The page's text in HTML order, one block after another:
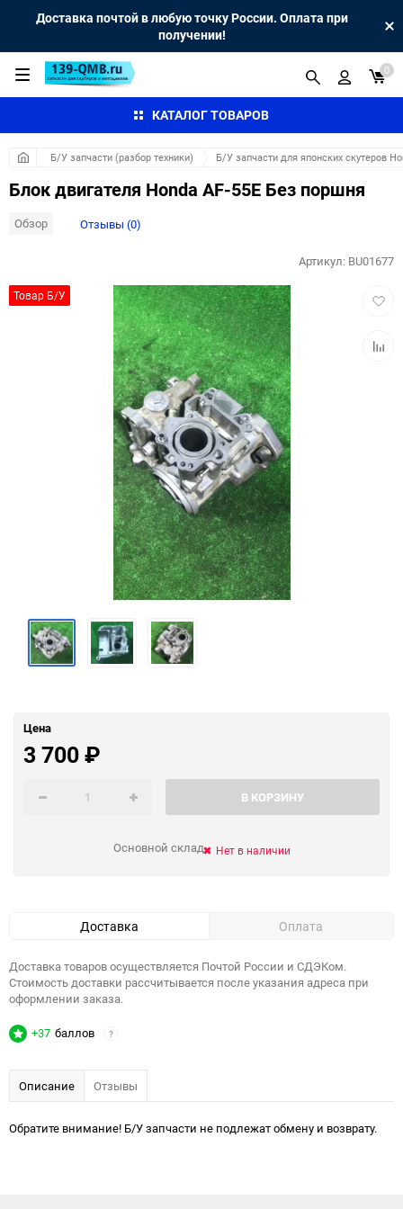
Доставка почтой в любую точку России. Оплата при
получении!
КАТАЛОГ ТОВАРОВ
0
Б/У запчасти (разбор техники) Б/У запчасти для японских скутеров
Блок двигателя Honda AF-55E Без поршня
Обзор Отзывы (0)
Товар Б/У
Артикул: BU01677
Цена
3 700₽
В КОРЗИНУ
Основной склад Нет в наличии
Доставка Оплата
Доставка товаров осуществляется Почтой России и СДЭКом.
Стоимость доставки рассчитывается после указания адреса при
оформлении заказа.
+37 баллов ?
Описание Отзывы
Обратите внимание! Б/У запчасти не подлежат обмену и возврату.